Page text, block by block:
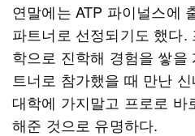
연말에는 ATP 파이널스에
파트너로 선정되기도 했다.
학으로 진학해 경험을 쌓을
트너로 참가했을 때 만난
대학에 가지말고 프로로 바
해준 것으로 유명하다.